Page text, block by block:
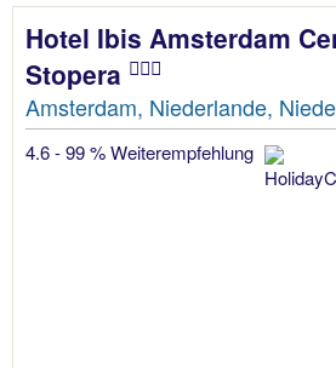
Hotel Ibis Amsterdam
Stopera
Amsterdam, Niederlande,
4.6 - 99 % Weiterempfehlung